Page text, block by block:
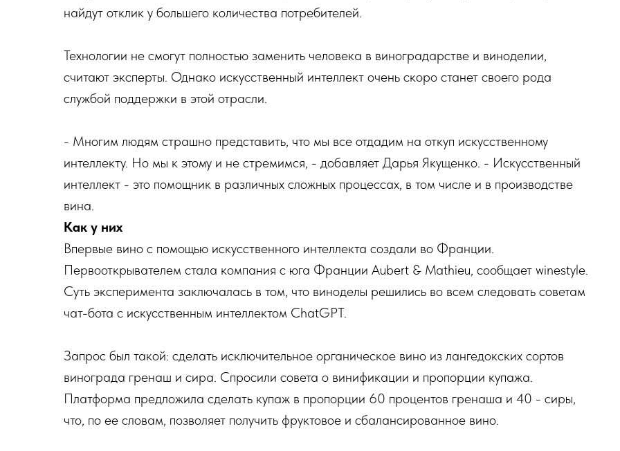
найдут отклик у большего количества потребителей.
Технологии не смогут полностью заменить человека в виноградарстве и виноделии,
считают эксперты. Однако искусственный интеллект очень скоро станет своего рода
службой поддержки в этой отрасли.
- Многим людям страшно представить, что мы все отдадим на откуп искусственному
интеллекту. Но мы к этому и не стремимся, - добавляет Дарья Якущенко. - Искусственный
интеллект - это помощник в различных сложных процессах, в том числе и в производстве
вина.
Как у них
Впервые вино с помощью искусственного интеллекта создали во Франции.
Первооткрывателем стала компания с юга Франции Aubert & Mathieu, сообщает winestyle.
Суть эксперимента заключалась в том, что виноделы решились во всем следовать советам
чат-бота с искусственным интеллектом ChatGPT.
Запрос был такой: сделать исключительное органическое вино из лангедокских сортов
винограда гренаш и сира. Спросили совета о винификации и пропорции купажа.
Платформа предложила сделать купаж в пропорции 60 процентов гренаша и 40 - сиры,
что, по ее словам, позволяет получить фруктовое и сбалансированное вино.